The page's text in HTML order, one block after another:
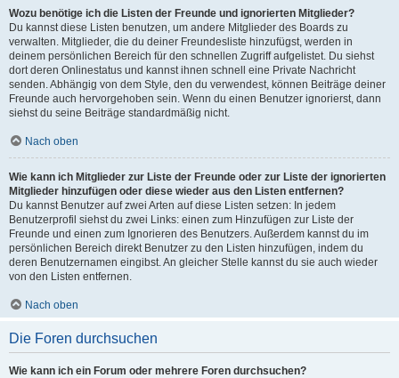
Wozu benötige ich die Listen der Freunde und ignorierten Mitglieder?
Du kannst diese Listen benutzen, um andere Mitglieder des Boards zu
verwalten. Mitglieder, die du deiner Freundesliste hinzufügst, werden in
deinem persönlichen Bereich für den schnellen Zugriff aufgelistet. Du siehst
dort deren Onlinestatus und kannst ihnen schnell eine Private Nachricht
senden. Abhängig von dem Style, den du verwendest, können Beiträge deiner
Freunde auch hervorgehoben sein. Wenn du einen Benutzer ignorierst, dann
siehst du seine Beiträge standardmäßig nicht.
Nach oben
Wie kann ich Mitglieder zur Liste der Freunde oder zur Liste der ignorierten
Mitglieder hinzufügen oder diese wieder aus den Listen entfernen?
Du kannst Benutzer auf zwei Arten auf diese Listen setzen: In jedem
Benutzerprofil siehst du zwei Links: einen zum Hinzufügen zur Liste der
Freunde und einen zum Ignorieren des Benutzers. Außerdem kannst du im
persönlichen Bereich direkt Benutzer zu den Listen hinzufügen, indem du
deren Benutzernamen eingibst. An gleicher Stelle kannst du sie auch wieder
von den Listen entfernen.
Nach oben
Die Foren durchsuchen
Wie kann ich ein Forum oder mehrere Foren durchsuchen?